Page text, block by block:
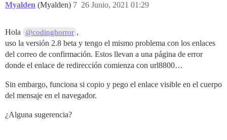
Myalden (Myalden) 26 Junio, 2021 01:29
7
Hola @codinghorror ,
uso la versión 2.8 beta y tengo el mismo problema con los enlaces
del correo de confirmación. Estos llevan a una página de error
donde el enlace de redirección comienza con url8800…
Sin embargo, funciona si copio y pego el enlace visible en el cuerpo
del mensaje en el navegador.
¿Alguna sugerencia?